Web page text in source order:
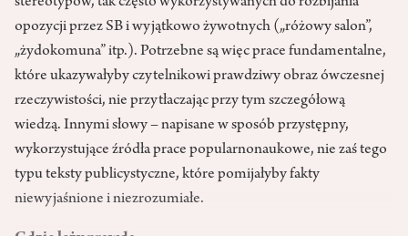
opozycji przez SB i wyjątkowo żywotnych („różowy salon”,
„żydokomuna” itp.). Potrzebne są więc prace fundamentalne,
które ukazywałyby czytelnikowi prawdziwy obraz ówczesnej
rzeczywistości, nie przytłaczając przy tym szczegółową
wiedzą. Innymi słowy – napisane w sposób przystępny,
wykorzystujące źródła prace popularnonaukowe, nie zaś tego
typu teksty publicystyczne, które pomijałyby fakty
niewyjaśnione i niezrozumiałe.